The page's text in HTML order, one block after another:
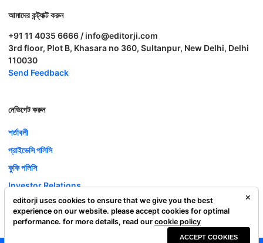
আমাদের কন্ট্যাক্ট করুন
+91 11 4035 6666 / info@editorji.com
3rd floor, Plot B, Khasara no 360, Sultanpur, New Delhi, Delhi
110030
Send Feedback
নেভিগেট করুন
শর্তাবলী
প্রাইভেসি পলিসি
কুকি পলিসি
Investor Relations
ক্যারিয়ার
Complaint Redressal
editorji uses cookies to ensure that we give you the best
experience on our website. please accept cookies for optimal
performance. for more details, read our cookie policy
ACCEPT COOKIES